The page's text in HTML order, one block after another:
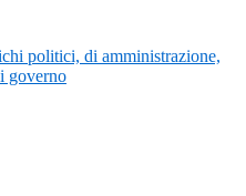
politici, di amministrazione,
governo